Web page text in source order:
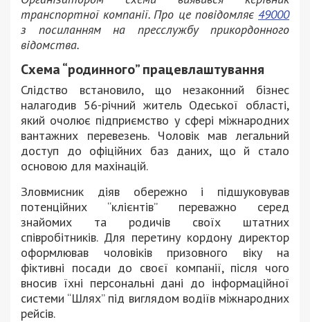
транспортної компанії. Про це повідомляє 49000
з посиланням на пресслужбу прикордонного
відомства.
Схема “родинного” працевлаштування
Слідство встановило, що незаконний бізнес
налагодив 56-річний житель Одеської області,
який очолює підприємство у сфері міжнародних
вантажних перевезень. Чоловік мав легальний
доступ до офіційних баз даних, що й стало
основою для махінацій.
Зловмисник діяв обережно і підшуковував
потенційних “клієнтів” переважно серед
знайомих та родичів своїх штатних
співробітників. Для перетину кордону директор
оформлював чоловіків призовного віку на
фіктивні посади до своєї компанії, після чого
вносив їхні персональні дані до інформаційної
системи “Шлях” під виглядом водіїв міжнародних
рейсів.